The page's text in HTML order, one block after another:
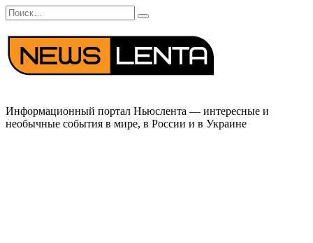
Перейти
к
содержанию
Search
for:
Информационный портал Ньюслента — интересные и
необычные события в мире, в России и в Украине